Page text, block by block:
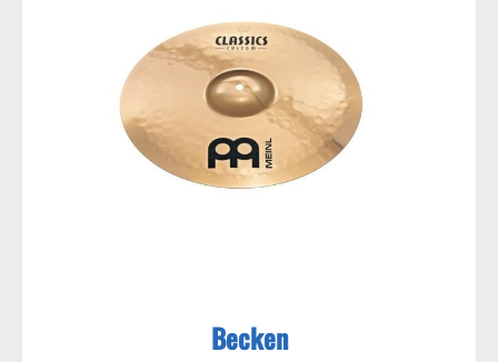
Becken